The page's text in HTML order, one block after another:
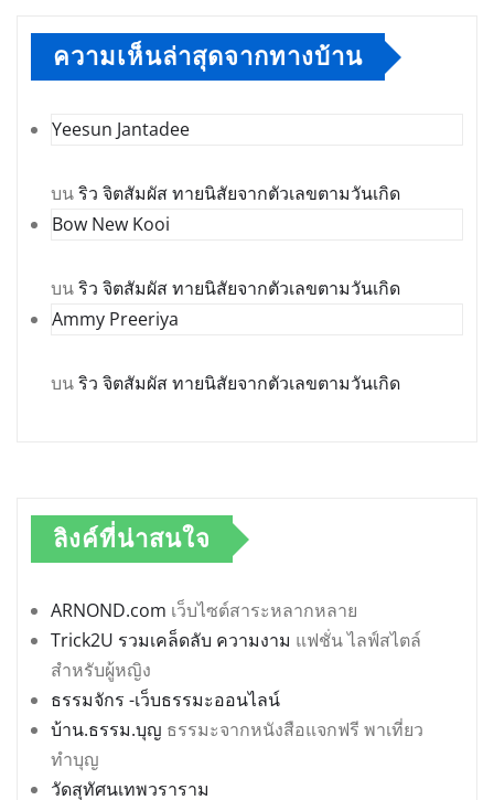
ความเห็นล่าสุดจากทางบ้าน
Yeesun Jantadee
บนริว จิตสัมผัส ทายนิสัยจากตัวเลขตามวันเกิด
Bow New Kooi
บนริว จิตสัมผัส ทายนิสัยจากตัวเลขตามวันเกิด
Ammy Preeriya
บนริว จิตสัมผัส ทายนิสัยจากตัวเลขตามวันเกิด
ลิงค์ที่น่าสนใจ
ARNOND.com เว็บไซต์สาระหลากหลาย
Trick2U รวมเคล็ดลับ ความงาม แฟชั่น ไลฟ์สไตล์
สำหรับผู้หญิง
ธรรมจักร -เว็บธรรมะออนไลน์
บ้าน.ธรรม.บุญ ธรรมะจากหนังสือแจกฟรี พาเที่ยว
ทำบุญ
วัดสุทัศนเทพวราราม